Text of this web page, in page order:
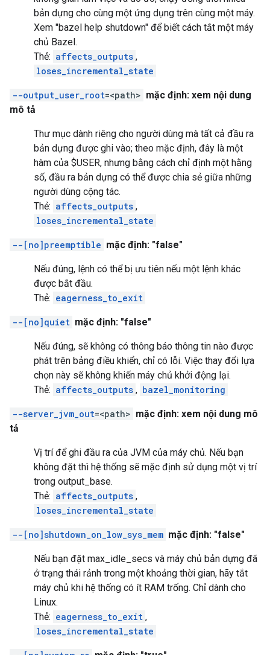
bản dựng cho cùng một ứng dụng trên cùng một máy.
Xem "bazel help shutdown" để biết cách tắt một máy
chủ Bazel.
Thẻ: affects_outputs ,
loses_incremental_state
--output_user_root=<path> mặc định: xem nội dung
mô tả
Thư mục dành riêng cho người dùng mà tất cả đầu ra
bản dựng được ghi vào; theo mặc định, đây là một
hàm của $USER, nhưng bằng cách chỉ định một hằng
số, đầu ra bản dựng có thể được chia sẻ giữa những
người dùng cộng tác.
Thẻ: affects_outputs ,
loses_incremental_state
--[no]preemptible mặc định: "false"
Nếu đúng, lệnh có thể bị ưu tiên nếu một lệnh khác
được bắt đầu.
Thẻ: eagerness_to_exit
--[no]quiet mặc định: "false"
Nếu đúng, sẽ không có thông báo thông tin nào được
phát trên bảng điều khiển, chỉ có lỗi. Việc thay đổi lựa
chọn này sẽ không khiến máy chủ khởi động lại.
Thẻ: affects_outputs , bazel_monitoring
--server_jvm_out=<path> mặc định: xem nội dung mô
tả
Vị trí để ghi đầu ra của JVM của máy chủ. Nếu bạn
không đặt thì hệ thống sẽ mặc định sử dụng một vị trí
trong output_base.
Thẻ: affects_outputs ,
loses_incremental_state
--[no]shutdown_on_low_sys_mem mặc định: "false"
Nếu bạn đặt max_idle_secs và máy chủ bản dựng đã
ở trạng thái rảnh trong một khoảng thời gian, hãy tắt
máy chủ khi hệ thống có ít RAM trống. Chỉ dành cho
Linux.
Thẻ: eagerness_to_exit ,
loses_incremental_state